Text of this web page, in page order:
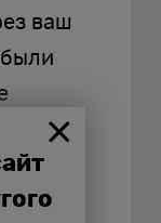
ваш
с